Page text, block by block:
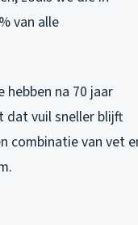
van alle
na 70 jaar
dat vuil sneller blijft
combinatie van vet